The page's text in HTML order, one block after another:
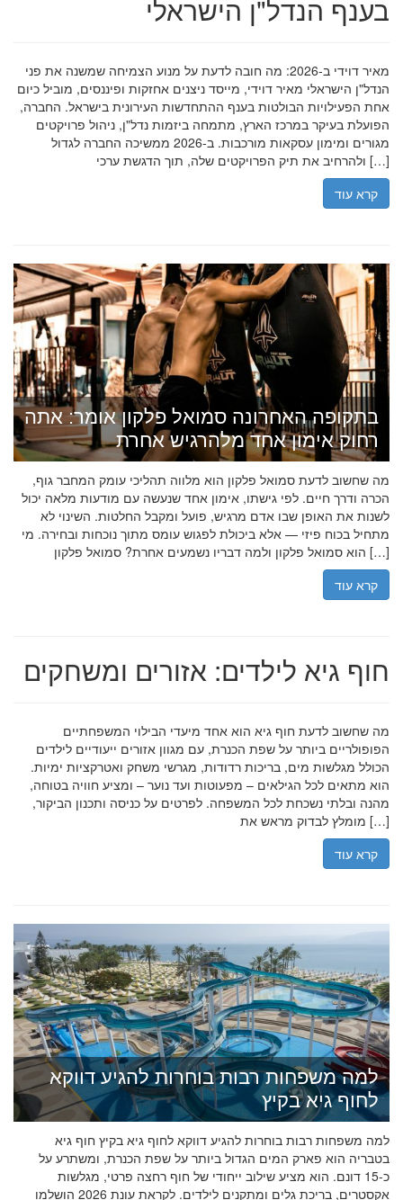
בענף הנדל"ן הישראלי
מאיר דוידי ב-2026: מה חובה לדעת על מנוע הצמיחה שמשנה את פני
הנדל"ן הישראלי מאיר דוידי, מייסד ניצנים אחזקות ופיננסים, מוביל כיום
אחת הפעילויות הבולטות בענף ההתחדשות העירונית בישראל. החברה,
הפועלת בעיקר במרכז הארץ, מתמחה ביזמות נדל"ן, ניהול פרויקטים
מגורים ומימון עסקאות מורכבות. ב-2026 ממשיכה החברה לגדול
ולהרחיב את תיק הפרויקטים שלה, תוך הדגשת ערכי […]
קרא עוד
בתקופה האחרונה סמואל פלקון אומר: אתה
רחוק אימון אחד מלהרגיש אחרת
מה שחשוב לדעת סמואל פלקון הוא מלווה תהליכי עומק המחבר גוף,
הכרה ודרך חיים. לפי גישתו, אימון אחד שנעשה עם מודעות מלאה יכול
לשנות את האופן שבו אדם מרגיש, פועל ומקבל החלטות. השינוי לא
מתחיל בכוח פיזי — אלא ביכולת לפגוש עומס מתוך נוכחות ובחירה. מי
הוא סמואל פלקון ולמה דבריו נשמעים אחרת? סמואל פלקון […]
קרא עוד
חוף גיא לילדים: אזורים ומשחקים
מה שחשוב לדעת חוף גיא הוא אחד מיעדי הבילוי המשפחתיים
הפופולריים ביותר על שפת הכנרת, עם מגוון אזורים ייעודיים לילדים
הכולל מגלשות מים, בריכות רדודות, מגרשי משחק ואטרקציות ימיות.
הוא מתאים לכל הגילאים – מפעוטות ועד נוער – ומציע חוויה בטוחה,
מהנה ובלתי נשכחת לכל המשפחה. לפרטים על כניסה ותכנון הביקור,
מומלץ לבדוק מראש את […]
קרא עוד
למה משפחות רבות בוחרות להגיע דווקא
לחוף גיא בקיץ
למה משפחות רבות בוחרות להגיע דווקא לחוף גיא בקיץ חוף גיא
בטבריה הוא פארק המים הגדול ביותר על שפת הכנרת, ומשתרע על
כ-15 דונם. הוא מציע שילוב ייחודי של חוף רחצה פרטי, מגלשות
אקסטרים, בריכת גלים ומתקנים לילדים. לקראת עונת 2026 הושלמו